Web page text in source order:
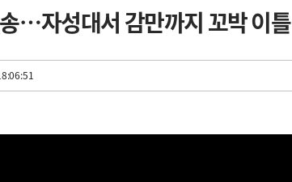
…자성대서 감만까지 꼬박 이틀